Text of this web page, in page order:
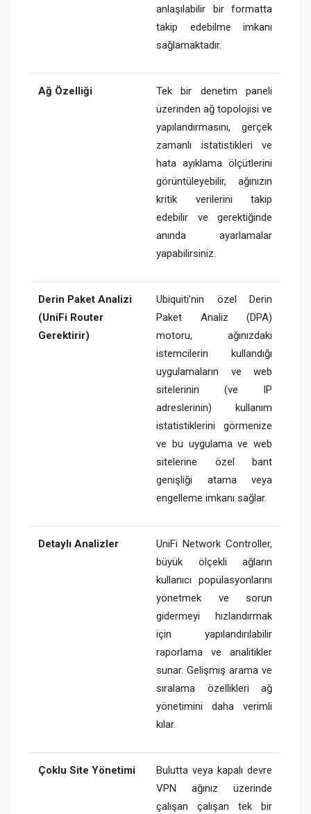
anlaşılabilir bir formatta
takip edebilme imkanı
sağlamaktadır.
Ağ Özelliği
Tek bir denetim paneli
üzerinden ağ topolojisi ve
yapılandırmasını, gerçek
zamanlı istatistikleri ve
hata ayıklama ölçütlerini
görüntüleyebilir, ağınızın
kritik verilerini takip
edebilir ve gerektiğinde
anında ayarlamalar
yapabilirsiniz.
Derin Paket Analizi
(UniFi Router
Gerektirir)
Ubiquiti’nin özel Derin
Paket Analiz (DPA)
motoru, ağınızdaki
istemcilerin kullandığı
uygulamaların ve web
sitelerinin (ve IP
adreslerinin) kullanım
istatistiklerini görmenize
ve bu uygulama ve web
sitelerine özel bant
genişliği atama veya
engelleme imkanı sağlar.
Detaylı Analizler
UniFi Network Controller,
büyük ölçekli ağların
kullanıcı popülasyonlarını
yönetmek ve sorun
gidermeyi hızlandırmak
için yapılandırılabilir
raporlama ve analitikler
sunar. Gelişmiş arama ve
sıralama özellikleri ağ
yönetimini daha verimli
kılar.
Çoklu Site Yönetimi
Bulutta veya kapalı devre
VPN ağınız üzerinde
çalışan çalışan tek bir